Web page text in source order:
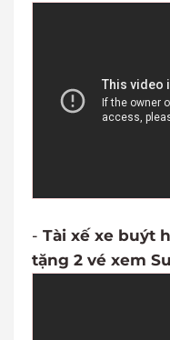
- Tài xế xe buýt
tặng 2 vé xem